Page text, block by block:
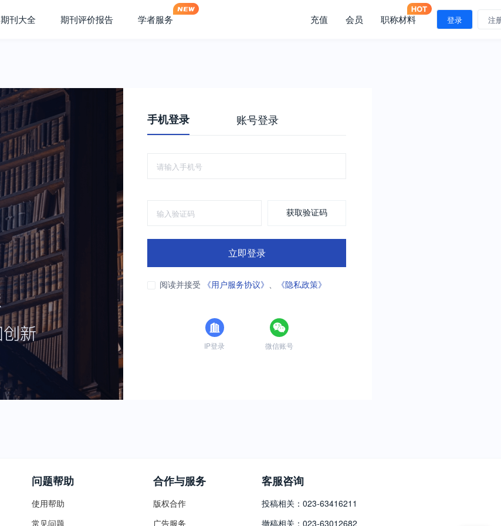
期刊大全 期刊评价报告 学者服务 充值 会员 职称材料 登录 注
手机登录 账号登录
获取验证码
立即登录
阅读并接受 《用户服务协议》 、 《隐私政策》
IP登录 微信账号
问题帮助
使用帮助
常见问题
合作与服务
版权合作
广告服务
客服咨询
投稿相关：023-63416211
撤稿相关：023-63012682